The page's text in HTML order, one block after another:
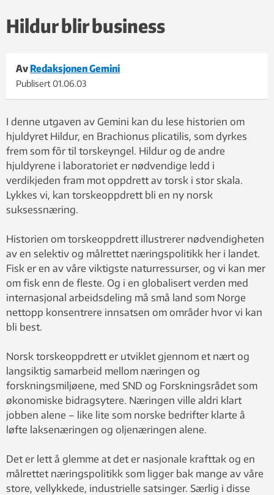
Hildur blir business
Av Redaksjonen Gemini
Publisert01.06.03
I denne utgaven av Gemini kan du lese historien om
hjuldyret Hildur, en Brachionus plicatilis, som dyrkes
frem som fôr til torskeyngel. Hildur og de andre
hjuldyrene i laboratoriet er nødvendige ledd i
verdikjeden fram mot oppdrett av torsk i stor skala.
Lykkes vi, kan torskeoppdrett bli en ny norsk
suksessnæring.
Historien om torskeoppdrett illustrerer nødvendigheten
av en selektiv og målrettet næringspolitikk her i landet.
Fisk er en av våre viktigste naturressurser, og vi kan mer
om fisk enn de fleste. Og i en globalisert verden med
internasjonal arbeidsdeling må små land som Norge
nettopp konsentrere innsatsen om områder hvor vi kan
bli best.
Norsk torskeoppdrett er utviklet gjennom et nært og
langsiktig samarbeid mellom næringen og
forskningsmiljøene, med SND og Forskningsrådet som
økonomiske bidragsytere. Næringen ville aldri klart
jobben alene – like lite som norske bedrifter klarte å
løfte laksenæringen og oljenæringen alene.
Det er lett å glemme at det er nasjonale krafttak og en
målrettet næringspolitikk som ligger bak mange av våre
store, vellykkede, industrielle satsinger. Særlig i disse